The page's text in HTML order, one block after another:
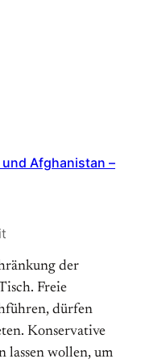
Afghanistan –
der
Freie
dürfen
Konservative
lassen wollen, um